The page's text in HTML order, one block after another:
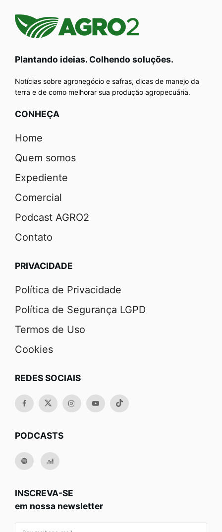
Plantando ideias. Colhendo soluções.
Notícias sobre agronegócio e safras, dicas de manejo da
terra e de como melhorar sua produção agropecuária.
CONHEÇA
Home
Quem somos
Expediente
Comercial
Podcast AGRO2
Contato
PRIVACIDADE
Política de Privacidade
Política de Segurança LGPD
Termos de Uso
Cookies
REDES SOCIAIS
PODCASTS
INSCREVA-SE
em nossa newsletter